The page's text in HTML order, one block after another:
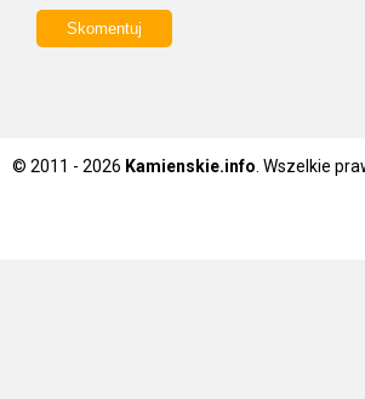
© 2011 - 2026 Kamienskie.info . Wszelkie